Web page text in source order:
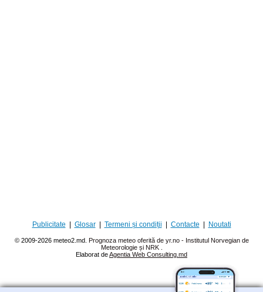
Publicitate Glosar| Termeni și condiții Contacte Noutati
© 2009-2026 meteo2.md. Prognoza meteo oferită de yr.no - Institutul Norvegian de
Meteorologie și NRK
Elaborat deAgentia Web Consulting.md